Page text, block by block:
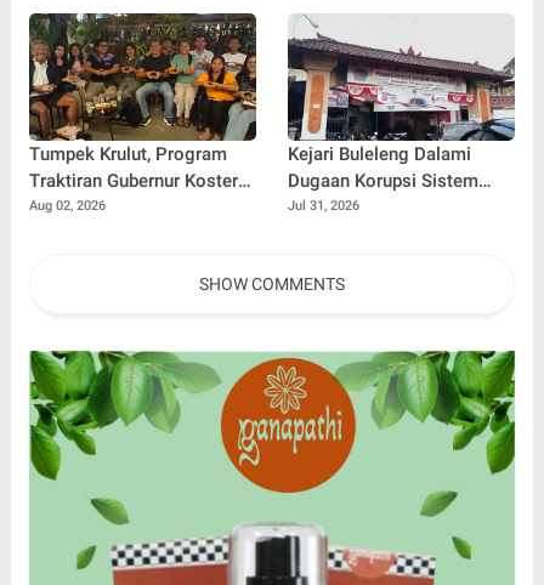
Tumpek Krulut, Program
Traktiran Gubernur Koster
Dongkrak Omzet UMKM
Aug 02, 2026
Kejari Buleleng Dalami
Dugaan Korupsi Sistem
Elektronik Perumda Pasar,
Jul 31, 2026
SHOW COMMENTS